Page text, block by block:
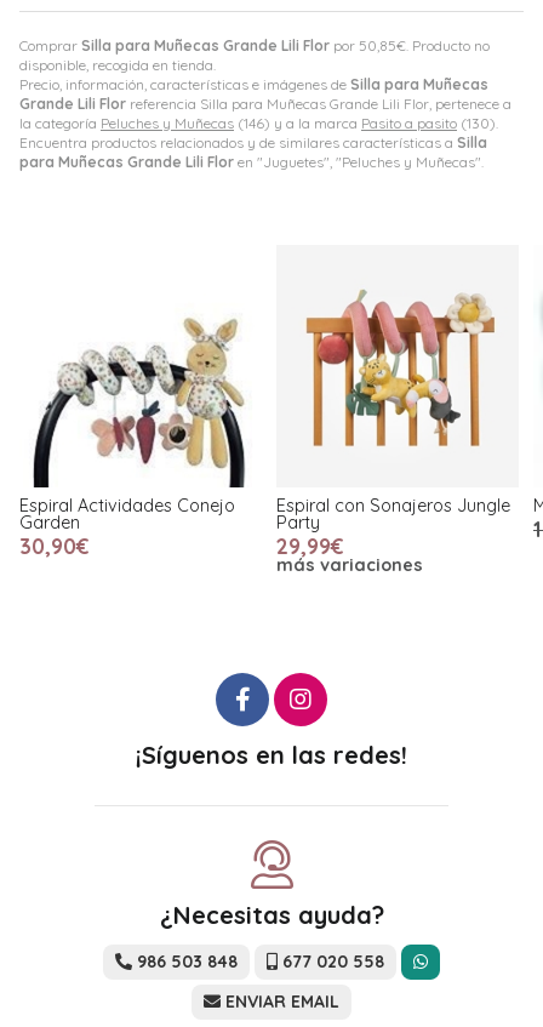
Comprar Silla para Muñecas Grande Lili Flor por 50,85€. Producto no
disponible, recogida en tienda.
Precio, información, características e imágenes de Silla para Muñecas
Grande Lili Flor referencia Silla para Muñecas Grande Lili Flor, pertenece a
la categoría Peluches y Muñecas (146) y a la marca Pasito a pasito (130).
Encuentra productos relacionados y de similares características a Silla
para Muñecas Grande Lili Flor en "Juguetes", "Peluches y Muñecas".
Espiral Actividades Conejo
Garden
30,90€
Espiral con Sonajeros Jungle
Party
29,99€
más variaciones
¡Síguenos en las redes!
¿Necesitas ayuda?
986 503 848
677 020 558
ENVIAR EMAIL